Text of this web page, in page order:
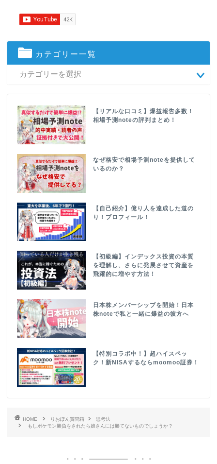
カテゴリー一覧
【リアルな口コミ】爆益報告多数！
相場予測noteの評判まとめ！
なぜ格安で相場予測noteを提供して
いるのか？
【自己紹介】億り人を達成した道の
り！プロフィール！
【初級編】インデックス投資の本質
を理解し、さらに発展させて資産を
飛躍的に増やす方法！
日本株メンバーシップを開始！日本
株noteで私と一緒に爆益の彼方へ
【特別コラボ中！】超ハイスペッ
ク！新NISAするならmoomoo証券！
HOME りおぽん質問箱
思考法
もしポケモン勝負をされたら娘さんには勝てないものでしょうか？